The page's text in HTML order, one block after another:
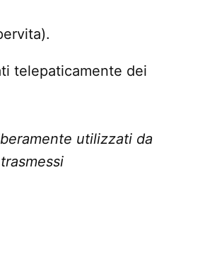
telepaticamente dei
utilizzati da